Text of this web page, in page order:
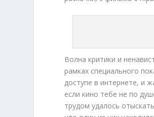
Волна критики и
рамках специального
доступе в интернете, и
если кино тебе не по
трудом удалось